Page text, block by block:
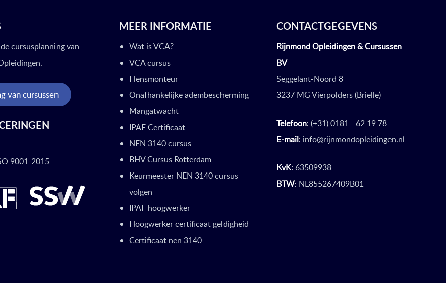
cursusplanning van
van cursussen
9001-2015
MEER INFORMATIE
Wat is VCA?
VCA cursus
Flensmonteur
Onafhankelijke adembescherming
Mangatwacht
IPAF Certificaat
NEN 3140 cursus
BHV Cursus Rotterdam
Keurmeester NEN 3140 cursus
volgen
IPAF hoogwerker
Hoogwerker certificaat geldigheid
Certificaat nen 3140
CONTACTGEGEVENS
Rijnmond Opleidingen & Cursussen
BV
Seggelant-Noord 8
3237 MG Vierpolders (Brielle)
Telefoon: (+31) 0181 - 62 19 78
E-mail: info@rijnmondopleidingen.nl
KvK: 63509938
BTW: NL855267409B01